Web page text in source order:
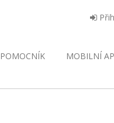
POMOCNÍK MOBILNÍ